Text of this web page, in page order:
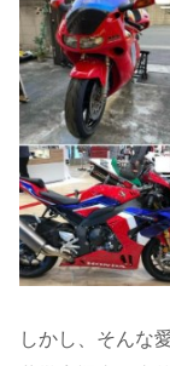
しかし、そんな